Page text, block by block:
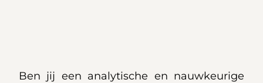
Ben jij een analytische en nauwkeurige